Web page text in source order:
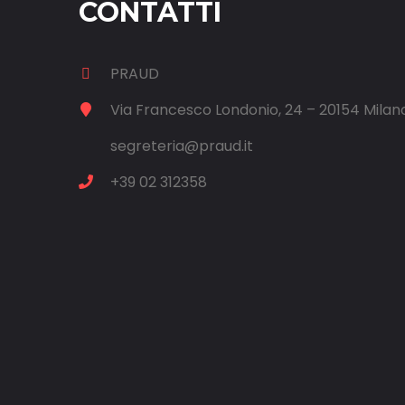
CONTATTI
PRAUD
Via Francesco Londonio, 24 – 20154
segreteria@praud.it
+39 02 312358